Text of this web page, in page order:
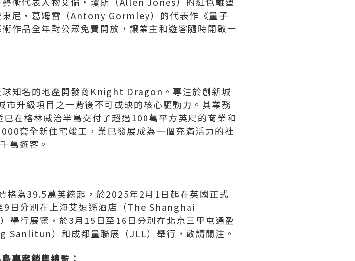
東尼•葛姆雷（Antony Gormley）的代表作《量子
作品全年對公眾免費開放，讓業主和遊客隨時開啟一
知名的地產開發商Knight Dragon。專注於創新城
升級項目之一背後不可或缺的核心驅動力。其業務
在格林威治半島交付了超過100萬平方英尺的商業和
套全新住宅竣工，業已發展成為一個充滿活力的社
萬遊客。
為39.5萬英鎊起，於2025年2月1日起在英國正式
9日分別在上海艾迪遜酒店（The Shanghai
行展覽，於3月15日至16日分別在北京三里屯通盈
）和成都量聯展（JLL）舉行，敬請關注。
專案銷售總監 ：